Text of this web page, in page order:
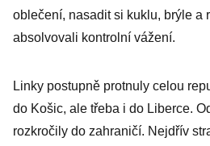
oblečení, nasadit si kuklu, brýle a
absolvovali kontrolní vážení.
Linky postupně protnuly celou
do Košic, ale třeba i do Liberce.
rozkročily do zahraničí. Nejdřív